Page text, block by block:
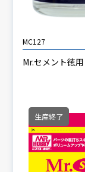
MC127
Mr.セメント徳用
生産終了